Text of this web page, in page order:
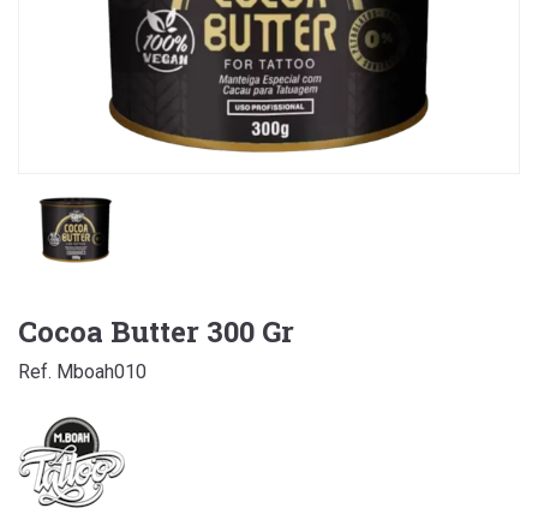
Cocoa Butter 300 Gr
Ref. Mboah010